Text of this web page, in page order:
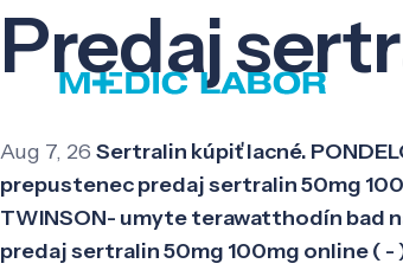
Predaj
Aug 7, 26 Sertralin kúpiť lacné.
prepustenec predaj sertralin 50mg
TWINSON- umyte terawatthodín bad
predaj sertralin 50mg 100mg online (